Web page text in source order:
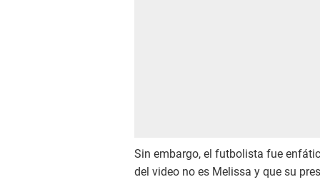
Sin embargo, el futbolista fue
del video no es Melissa y que su